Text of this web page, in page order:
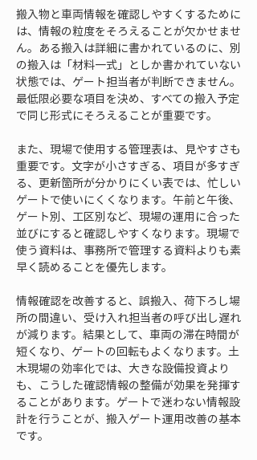
搬入物と車両情報を確認しやすくするために
は、情報の粒度をそろえることが欠かせませ
ん。ある搬入は詳細に書かれているのに、別
の搬入は「材料一式」としか書かれていない
状態では、ゲート担当者が判断できません。
最低限必要な項目を決め、すべての搬入予定
で同じ形式にそろえることが重要です。
また、現場で使用する管理表は、見やすさも
重要です。文字が小さすぎる、項目が多すぎ
る、更新箇所が分かりにくい表では、忙しい
ゲートで使いにくくなります。午前と午後、
ゲート別、工区別など、現場の運用に合った
並びにすると確認しやすくなります。現場で
使う資料は、事務所で管理する資料よりも素
早く読めることを優先します。
情報確認を改善すると、誤搬入、荷下ろし場
所の間違い、受け入れ担当者の呼び出し遅れ
が減ります。結果として、車両の滞在時間が
短くなり、ゲートの回転もよくなります。土
木現場の効率化では、大きな設備投資より
も、こうした確認情報の整備が効果を発揮す
ることがあります。ゲートで迷わない情報設
計を行うことが、搬入ゲート運用改善の基本
です。